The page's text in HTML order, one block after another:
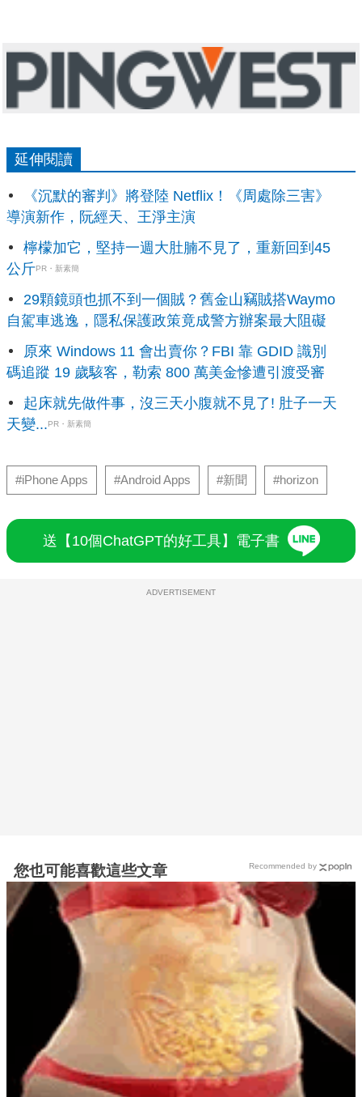
延伸閱讀
《沉默的審判》將登陸 Netflix！《周處除三害》
導演新作，阮經天、王淨主演
檸檬加它，堅持一週大肚腩不見了，重新回到45
公斤PR・新素簡
29顆鏡頭也抓不到一個賊？舊金山竊賊搭Waymo
自駕車逃逸，隱私保護政策竟成警方辦案最大阻礙
原來 Windows 11 會出賣你？FBI 靠 GDID 識別
碼追蹤 19 歲駭客，勒索 800 萬美金慘遭引渡受審
起床就先做件事，沒三天小腹就不見了! 肚子一天
天變... PR・新素簡
#iPhone Apps #Android Apps #新聞 #horizon
送【10個ChatGPT的好工具】電子書
ADVERTISEMENT
您也可能喜歡這些文章 Recommended by